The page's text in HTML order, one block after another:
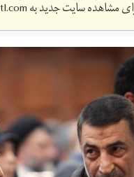
مشاهده سایت جدید به